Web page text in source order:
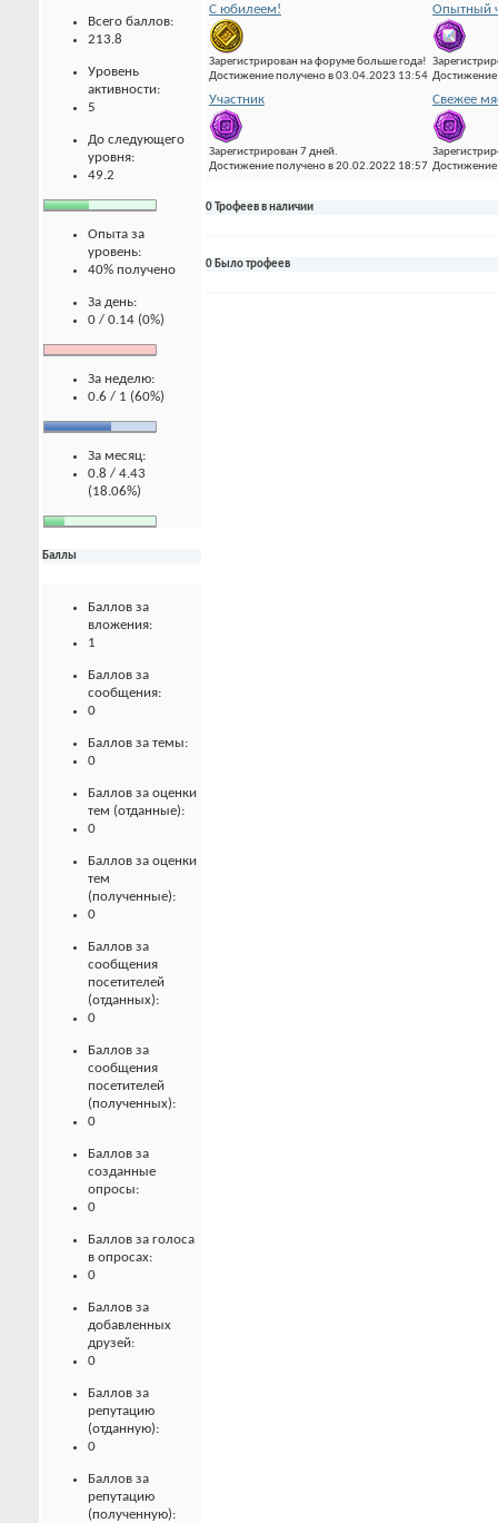
Всего баллов:
213.8
Уровень
активности:
5
До следующего
уровня:
49.2
Опыта за
уровень:
40% получено
За день:
0 / 0.14 (0%)
За неделю:
0.6 / 1 (60%)
За месяц:
0.8 / 4.43
(18.06%)
Баллы
Баллов за
вложения:
1
Баллов за
сообщения:
0
Баллов за темы:
0
Баллов за оценки
тем (отданные):
0
Баллов за оценки
тем
(полученные):
0
Баллов за
сообщения
посетителей
(отданных):
0
Баллов за
сообщения
посетителей
(полученных):
0
Баллов за
созданные
опросы:
0
Баллов за голоса
в опросах:
0
Баллов за
добавленных
друзей:
0
Баллов за
репутацию
(отданную):
0
Баллов за
репутацию
(полученную):
С юбилеем!
Зарегистрирован на форуме больше года!
Достижение получено в 03.04.2023 13:54
Опытный
Участник
Зарегистрирован 7 дней.
Достижение получено в 20.02.2022 18:57
Свежее
0 Трофеев в наличии
0 Было трофеев